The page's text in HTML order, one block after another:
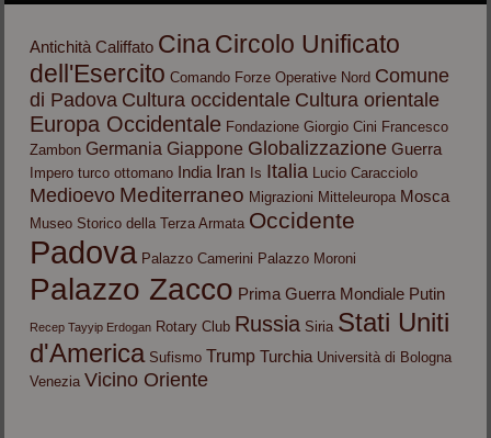
Antichità Califfato CinaCircolo Unificato
dell'Esercito Comando Forze Operative Nord Comune
di Padova Cultura occidentale Cultura orientale
Europa Occidentale Fondazione Giorgio Cini Francesco
Zambon Germania Giappone Globalizzazione Guerra
Impero turco ottomano India Iran Is Italia Lucio Caracciolo
Medioevo Mediterraneo Migrazioni Mitteleuropa Mosca
Museo Storico della Terza Armata Occidente
Padova Palazzo Camerini Palazzo Moroni
Palazzo Zacco Prima Guerra Mondiale Putin
Recep Tayyip Erdogan Rotary Club Russia Siria Stati Uniti
d'America Sufismo Trump Turchia Università di Bologna
Venezia Vicino Oriente